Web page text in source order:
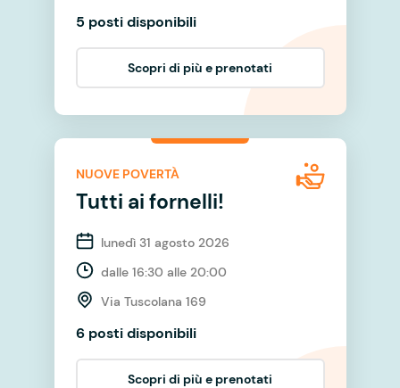
5 posti disponibili
Scopri di più e prenotati
NUOVE POVERTÀ
Tutti ai fornelli!
lunedì 31 agosto 2026
dalle 16:30 alle 20:00
Via Tuscolana 169
6 posti disponibili
Scopri di più e prenotati